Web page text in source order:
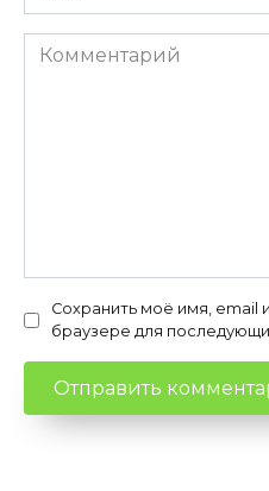
Комментарий
Сохранить моё имя, email
браузере для